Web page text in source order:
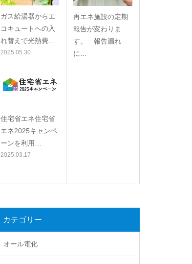
ガス給湯器からエ
コキュートへの入
れ替えで光熱費…
2025.05.30
再エネ施設の定期
報告が変わりま
す。 報告漏れ
に…
住宅省エネ住宅省
エネ2025キャンペ
ーンを利用…
2025.03.17
カテゴリー
オール電化